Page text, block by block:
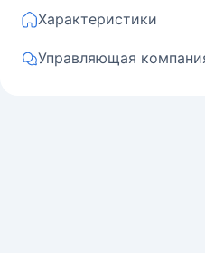
Характеристики
Управляющая